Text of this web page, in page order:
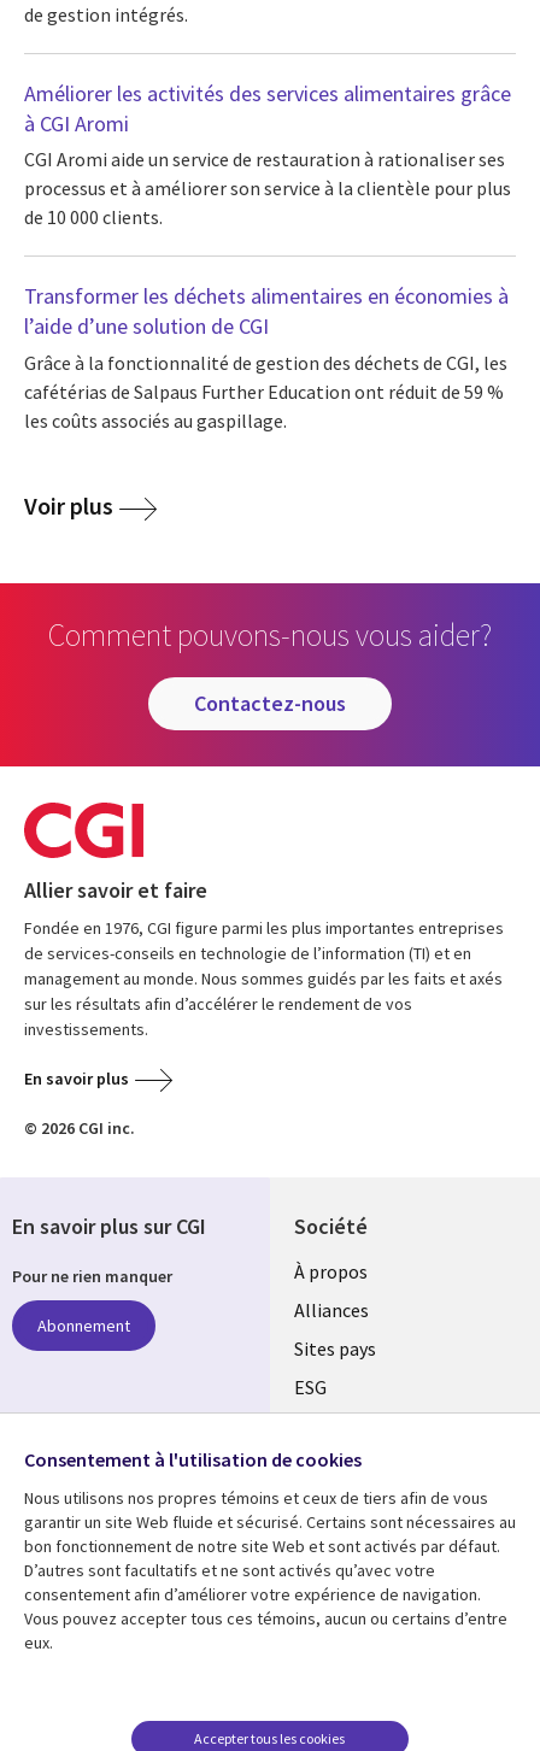
de gestion intégrés.
Améliorer les activités des services alimentaires grâce
à CGI Aromi
CGI Aromi aide un service de restauration à rationaliser ses
processus et à améliorer son service à la clientèle pour plus
de 10 000 clients.
Transformer les déchets alimentaires en économies à
l’aide d’une solution de CGI
Grâce à la fonctionnalité de gestion des déchets de CGI, les
cafétérias de Salpaus Further Education ont réduit de 59 %
les coûts associés au gaspillage.
Voir plus
Comment pouvons-nous vous aider?
contactez-nous
Allier savoir et faire
Fondée en 1976, CGI figure parmi les plus importantes entreprises
de services-conseils en technologie de l’information (TI) et en
management au monde. Nous sommes guidés par les faits et axés
sur les résultats afin d’accélérer le rendement de vos
investissements.
En savoir plus
© 2026 CGI inc.
Société
À propos
Alliances
Sites pays
ESG
Fusions
Salle de presse
Ressources
Articles
Études de cas
Support
Restrictions et
En savoir plus sur CGI
Pour ne rien manquer
Abonnement
Suivez-nous
Social
Media
Global
FR
Consentement à l'utilisation de cookies
Nous utilisons nos propres témoins et ceux de tiers afin de vous
garantir un site Web fluide et sécurisé. Certains sont nécessaires au
bon fonctionnement de notre site Web et sont activés par défaut.
D’autres sont facultatifs et ne sont activés qu’avec votre
consentement afin d’améliorer votre expérience de navigation.
Vous pouvez accepter tous ces témoins, aucun ou certains d’entre
eux.
Accepter tous les cookies